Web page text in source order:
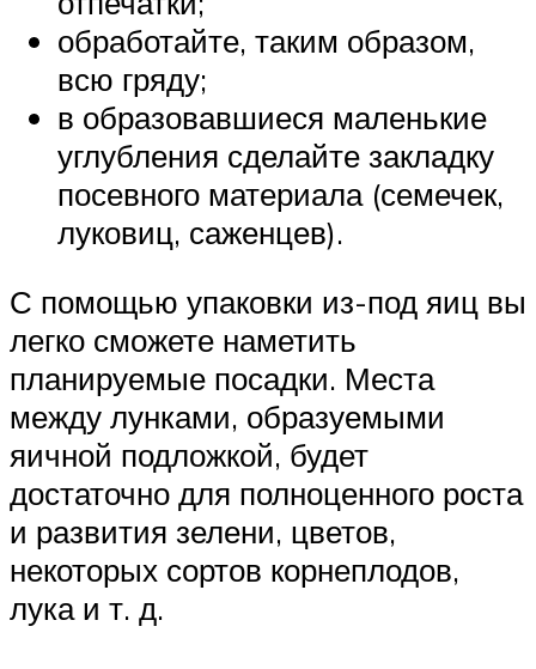
обработайте, таким образом,
всю гряду;
в образовавшиеся маленькие
углубления сделайте закладку
посевного материала (семечек,
луковиц, саженцев).
С помощью упаковки из-под яиц вы
легко сможете наметить
планируемые посадки. Места
между лунками, образуемыми
яичной подложкой, будет
достаточно для полноценного роста
и развития зелени, цветов,
некоторых сортов корнеплодов,
лука и т. д.